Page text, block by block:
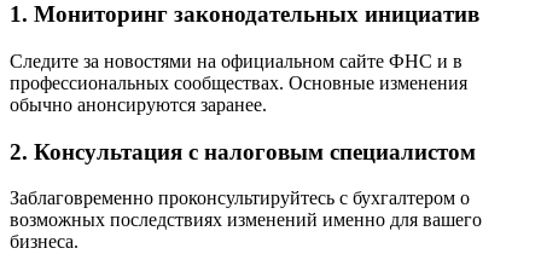
1. Мониторинг законодательных инициатив
Следите за новостями на официальном сайте ФНС и в
профессиональных сообществах. Основные изменения
обычно анонсируются заранее.
2. Консультация с налоговым специалистом
Заблаговременно проконсультируйтесь с бухгалтером о
возможных последствиях изменений именно для вашего
бизнеса.